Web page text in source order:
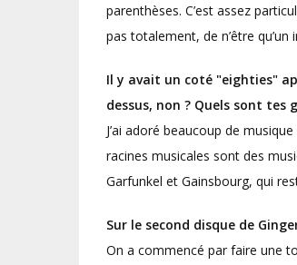
parenthèses. C’est assez
pas totalement, de n’être qu’un
Il y avait un coté "eighties"
dessus, non ? Quels sont tes
J’ai adoré beaucoup de
racines musicales sont des
Garfunkel et Gainsbourg, qui
Sur le second disque de
On a commencé par faire une